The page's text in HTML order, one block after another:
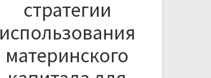
стратегии
использования
материнского